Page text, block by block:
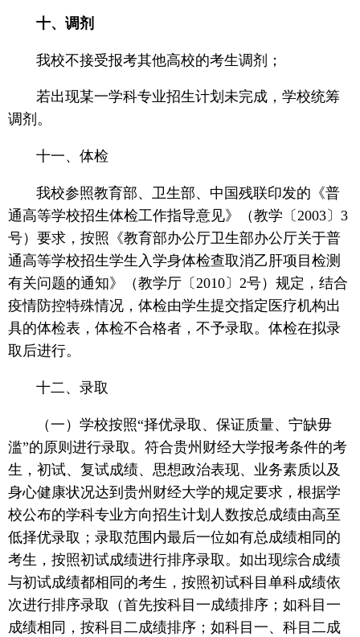
十、调剂
我校不接受报考其他高校的考生调剂；
若出现某一学科专业招生计划未完成，学校统筹
调剂。
十一、体检
我校参照教育部、卫生部、中国残联印发的《普
通高等学校招生体检工作指导意见》（教学〔2003〕3
号）要求，按照《教育部办公厅卫生部办公厅关于普
通高等学校招生学生入学身体检查取消乙肝项目检测
有关问题的通知》（教学厅〔2010〕2号）规定，结合
疫情防控特殊情况，体检由学生提交指定医疗机构出
具的体检表，体检不合格者，不予录取。体检在拟录
取后进行。
十二、录取
（一）学校按照“择优录取、保证质量、宁缺毋
滥”的原则进行录取。符合贵州财经大学报考条件的考
生，初试、复试成绩、思想政治表现、业务素质以及
身心健康状况达到贵州财经大学的规定要求，根据学
校公布的学科专业方向招生计划人数按总成绩由高至
低择优录取；录取范围内最后一位如有总成绩相同的
考生，按照初试成绩进行排序录取。如出现综合成绩
与初试成绩都相同的考生，按照初试科目单科成绩依
次进行排序录取（首先按科目一成绩排序；如科目一
成绩相同，按科目二成绩排序；如科目一、科目二成